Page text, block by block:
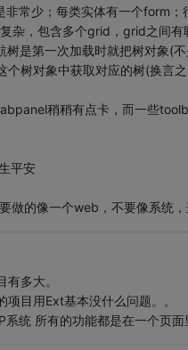
常少；每类实体有一个form
杂，包含多个grid，grid之间有
树是第一次加载时就把树对象(
个树对象中获取对应的树(换言
稍稍有点卡，而一些
平安
做的像一个web，不要像系统
多大。
目用Ext基本没什么问题。。
统 所有的功能都是在一个页面